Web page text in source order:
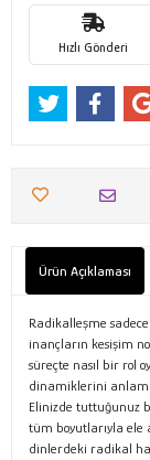
Hızlı Gönderi
Ürün Açıklaması
Radikalleşme
inançların kesişim
süreçte nasıl bir rol
dinamiklerini
Elinizde tuttuğunuz
tüm boyutlarıyla ele
dinlerdeki radikal